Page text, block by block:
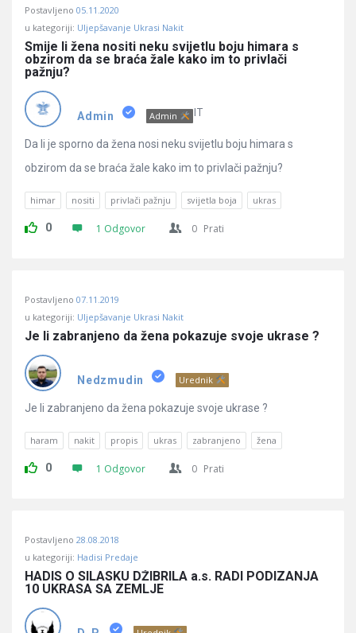
Postavljeno 05.11.2020
u kategoriji: Uljepšavanje Ukrasi Nakit
Smije li žena nositi neku svijetlu boju himara s
obzirom da se braća žale kako im to privlači
pažnju?
Admin Admin IT
Da li je sporno da žena nosi neku svijetlu boju himara s
obzirom da se braća žale kako im to privlači pažnju?
himar nositi privlači pažnju svijetla boja ukras
0 1 Odgovor 0 Prati
Postavljeno 07.11.2019
u kategoriji: Uljepšavanje Ukrasi Nakit
Je li zabranjeno da žena pokazuje svoje ukrase ?
Nedzmudin Urednik
Je li zabranjeno da žena pokazuje svoje ukrase ?
haram nakit propis ukras zabranjeno žena
0 1 Odgovor 0 Prati
Postavljeno 28.08.2018
u kategoriji: Hadisi Predaje
HADIS O SILASKU DŽIBRILA a.s. RADI PODIZANJA
10 UKRASA SA ZEMLJE